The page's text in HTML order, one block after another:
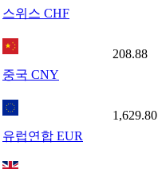
스위스 CHF
중국 CNY
208.88
유럽연합 EUR
1,629.80